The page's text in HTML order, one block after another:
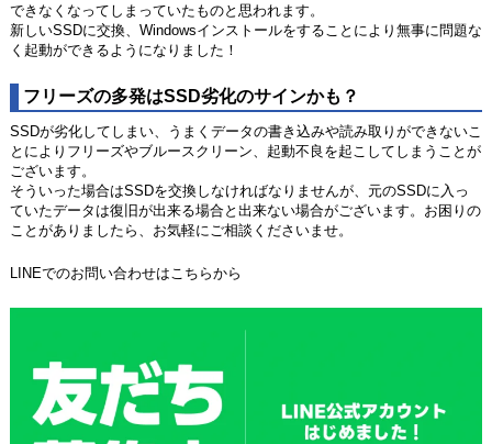
できなくなってしまっていたものと思われます。
新しいSSDに交換、Windowsインストールをすることにより無事に問題な
く起動ができるようになりました！
フリーズの多発はSSD劣化のサインかも？
SSDが劣化してしまい、うまくデータの書き込みや読み取りができないこ
とによりフリーズやブルースクリーン、起動不良を起こしてしまうことが
ございます。
そういった場合はSSDを交換しなければなりませんが、元のSSDに入っ
ていたデータは復旧が出来る場合と出来ない場合がございます。お困りの
ことがありましたら、お気軽にご相談くださいませ。
LINEでのお問い合わせはこちらから